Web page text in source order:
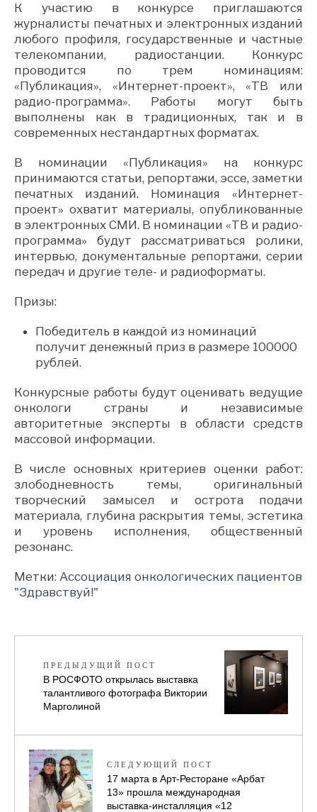
К участию в конкурсе приглашаются
журналисты печатных и электронных изданий
любого профиля, государственные и частные
телекомпании, радиостанции. Конкурс
проводится по трем номинациям:
«Публикация», «Интернет-проект», «ТВ или
радио-программа». Работы могут быть
выполнены как в традиционных, так и в
современных нестандартных форматах.
В номинации «Публикация» на конкурс
принимаются статьи, репортажи, эссе, заметки
печатных изданий. Номинация «Интернет-
проект» охватит материалы, опубликованные
в электронных СМИ. В номинации «ТВ и радио-
программа» будут рассматриваться ролики,
интервью, документальные репортажи, серии
передач и другие теле- и радиоформаты.
Призы:
Победитель в каждой из номинаций
получит денежный приз в размере 100000
рублей.
Конкурсные работы будут оценивать ведущие
онкологи страны и независимые
авторитетные эксперты в области средств
массовой информации.
В числе основных критериев оценки работ:
злободневность темы, оригинальный
творческий замысел и острота подачи
материала, глубина раскрытия темы, эстетика
и уровень исполнения, общественный
резонанс.
Метки: Ассоциация онкологических пациентов
"Здравствуй!"
ПРЕДЫДУЩИЙ ПОСТ
В РОСФОТО открылась выставка
талантливого фотографа Виктории
Марголиной
СЛЕДУЮЩИЙ ПОСТ
17 марта в Арт-Ресторане «Арбат
13» прошла международная
выставка-инсталляция «12